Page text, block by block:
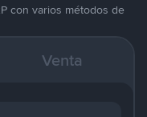
con varios métodos de
Venta